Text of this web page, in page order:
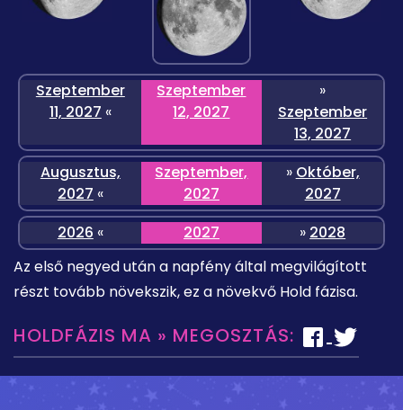
Szeptember
11, 2027 «
Szeptember
12, 2027
»
Szeptember
13, 2027
Augusztus,
2027 «
Szeptember,
2027
» Október,
2027
2026 « 2027 » 2028
Az első negyed után a napfény által megvilágított
részt tovább növekszik, ez a növekvő Hold fázisa.
HOLDFÁZIS MA » MEGOSZTÁS: